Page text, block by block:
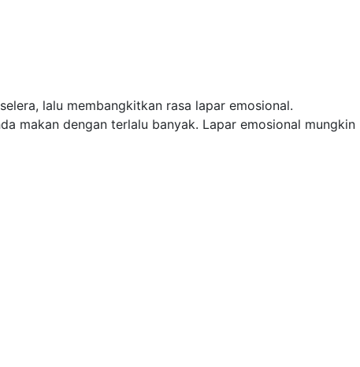
lalu membangkitkan rasa lapar emosional.
makan dengan terlalu banyak. Lapar emosional mungkin